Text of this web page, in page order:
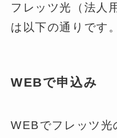
フレッツ光（法人
は以下の通りです。
WEBで申込み
WEBでフレッツ光